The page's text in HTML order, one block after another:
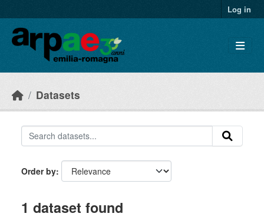
Log in
Datasets
Order by
1 dataset found